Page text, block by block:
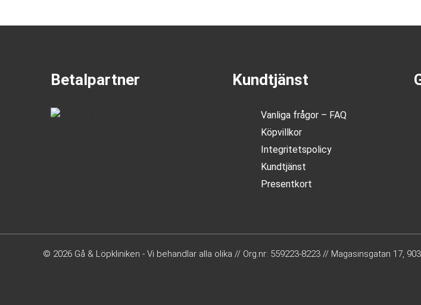
Betalpartner Kundtjänst
Vanliga frågor – FAQ
Köpvillkor
Integritetspolicy
Kundtjänst
Presentkort
© 2026 Gå & Löpkliniken - Vi behandlar alla olika // Org.nr: 559223-8223 // Magasinsgatan 17,